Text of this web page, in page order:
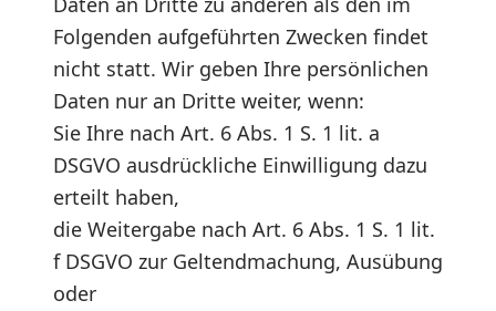
Folgenden aufgeführten Zwecken findet
nicht statt. Wir geben Ihre persönlichen
Daten nur an Dritte weiter, wenn:
Sie Ihre nach Art. 6 Abs. 1 S. 1 lit. a
DSGVO ausdrückliche Einwilligung dazu
erteilt haben,
die Weitergabe nach Art. 6 Abs. 1 S. 1 lit.
f DSGVO zur Geltendmachung, Ausübung
oder